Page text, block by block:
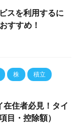
スを利用するに
すすめ！
株 積立
在住者必見！タイ
目・控除額）